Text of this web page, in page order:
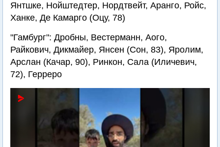
Янтшке, Нойштедтер, Нордтвейт, Аранго, Ройс,
Ханке, Де Камарго (Оцу, 78)
"Гамбург": Дробны, Вестерманн, Аого,
Райкович, Дикмайер, Янсен (Сон, 83), Яролим,
Арслан (Качар, 90), Ринкон, Сала (Иличевич,
72), Герреро